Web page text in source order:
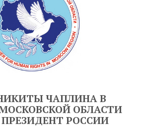
ЧАПЛИНА В
ОБЛАСТИ
РОССИИ